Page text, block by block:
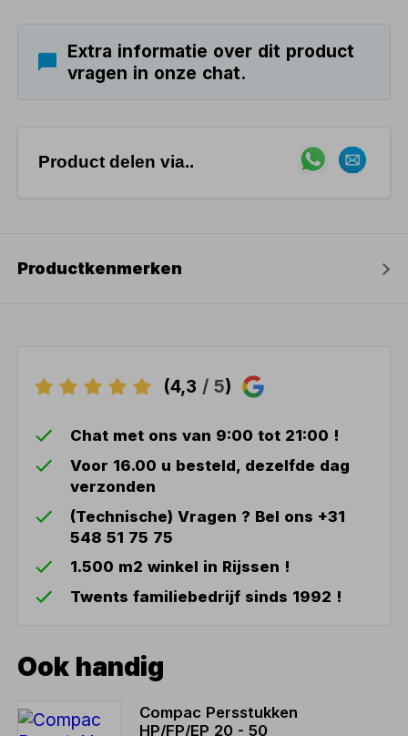
Extra informatie over dit product
vragen in onze chat.
Product delen via..
Productkenmerken
(4,3 / 5)
Chat met ons van 9:00 tot 21:00 !
Voor 16.00 u besteld, dezelfde dag
verzonden
(Technische) Vragen ? Bel ons +31
548 51 75 75
1.500 m2 winkel in Rijssen !
Twents familiebedrijf sinds 1992 !
Ook handig
Compac Persstukken
HP/FP/EP 20 - 50